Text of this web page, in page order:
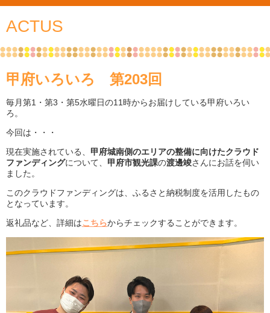
ACTUS
甲府いろいろ 第203回
毎月第1・第3・第5水曜日の11時からお届けしている甲府いろい
ろ。
今回は・・・
現在実施されている、 甲府城南側のエリアの整備に向けたクラウド
ファンディングについて、 甲府市観光課の渡邊竣さんにお話を伺い
ました。
このクラウドファンディングは、ふるさと納税制度を活用したもの
となっています。
返礼品など、詳細はこちらからチェックすることができます。